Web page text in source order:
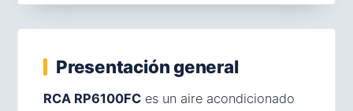
Presentación general
RCA RP6100FC es un aire acondicionado